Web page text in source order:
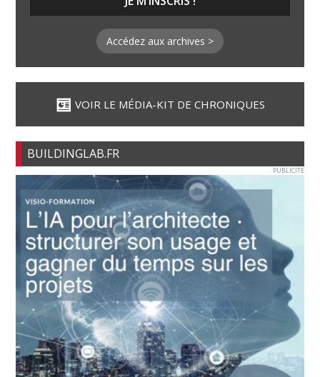
Accédez aux archives >
VOIR LE MÉDIA-KIT DE CHRONIQUES
BUILDINGLAB.FR
PUBLICITE